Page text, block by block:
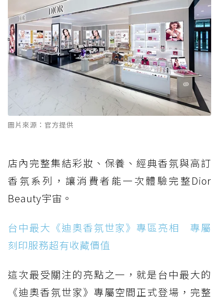
圖片來源：官方提供
店內完整集結彩妝、保養、經典香氛與高訂
香氛系列，讓消費者能一次體驗完整Dior
Beauty宇宙。
台中最大《迪奧香氛世家》專區亮相 專屬
刻印服務超有收藏價值
這次最受關注的亮點之一，就是台中最大的
《迪奧香氛世家》專屬空間正式登場，完整